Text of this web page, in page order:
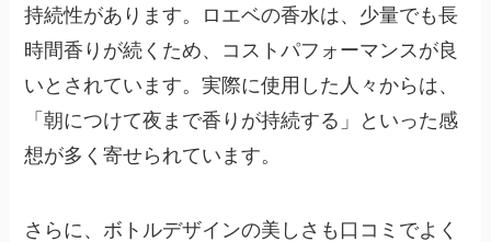
持続性があります。ロエベの香水は、少量でも長
時間香りが続くため、コストパフォーマンスが良
いとされています。実際に使用した人々からは、
「朝につけて夜まで香りが持続する」といった感
想が多く寄せられています。
さらに、ボトルデザインの美しさも口コミでよく